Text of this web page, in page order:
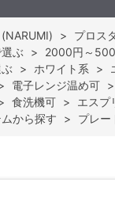
> プロス
ぶ > 2000円～
> ホワイト系 >
電子レンジ温め可 >
食洗機可 >
エスプ
から探す > プレー